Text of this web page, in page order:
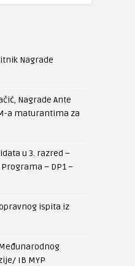
Nagrade
Nagrade Ante
a maturantima za
u 3. razred –
– DP1 –
ispita iz
IB MYP